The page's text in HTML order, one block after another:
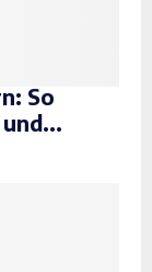
So